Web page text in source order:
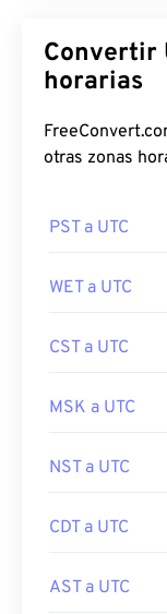
Convertir
horarias
otras zonas
PST a UTC
WET a UTC
CST a UTC
MSK a UTC
NST a UTC
CDT a UTC
AST a UTC